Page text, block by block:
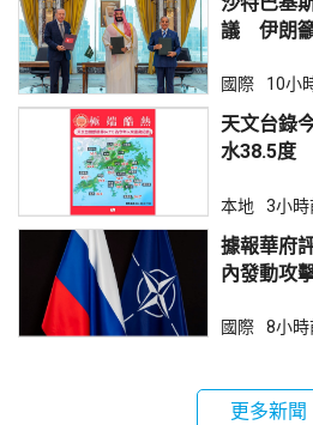
議 伊朗
國際 10小
天文台錄
水38.5度
本地 3小時
據報華府
內發動攻
國際 8小時
更多新聞